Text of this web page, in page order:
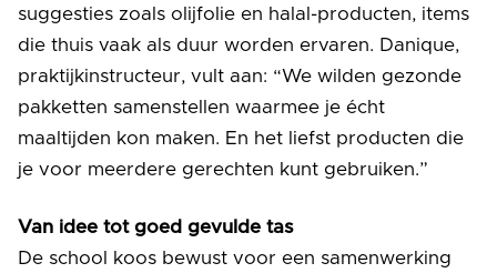
suggesties zoals olijfolie en halal-producten, items
die thuis vaak als duur worden ervaren. Danique,
praktijkinstructeur, vult aan: “We wilden gezonde
pakketten samenstellen waarmee je écht
maaltijden kon maken. En het liefst producten die
je voor meerdere gerechten kunt gebruiken.”
Van idee tot goed gevulde tas
De school koos bewust voor een samenwerking